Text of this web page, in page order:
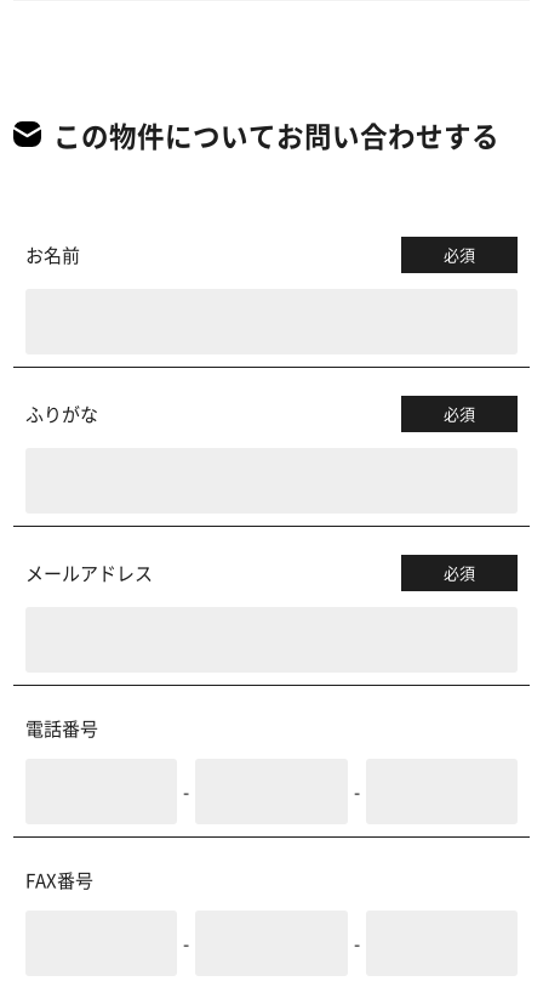
この物件についてお問い合わせする
お名前 必須
ふりがな 必須
メールアドレス 必須
電話番号
- -
FAX番号
- -